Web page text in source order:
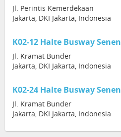
Jl. Perintis Kemerdekaan
Jakarta, DKI Jakarta, Indonesia
K02-12 Halte Busway Senen
Jl. Kramat Bunder
Jakarta, DKI Jakarta, Indonesia
K02-24 Halte Busway Senen
Jl. Kramat Bunder
Jakarta, DKI Jakarta, Indonesia